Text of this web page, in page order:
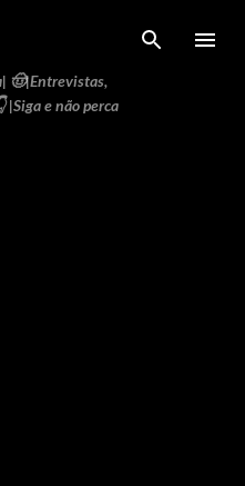
principal
🤠|Entrevistas,
|Siga e não perca